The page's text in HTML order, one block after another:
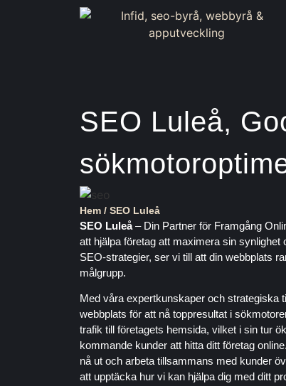
SEO Luleå,
Hem / SEO Luleå
SEO Luleå– Din Partner för Framgång
att hjälpa företag att maximera sin
SEO-strategier, ser vi till att din webbplats
målgrupp.
Med våra expertkunskaper och strategiska
webbplats för att nå toppresultat i
trafik till företagets hemsida, vilket i sin tur
kommande kunder att hitta ditt företag
nå ut och arbeta tillsammans med kunder
att upptäcka hur vi kan hjälpa dig med ditt